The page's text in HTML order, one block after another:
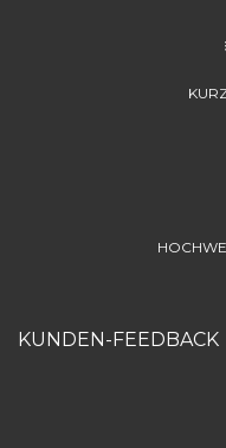
KUNDEN-FEEDBACK